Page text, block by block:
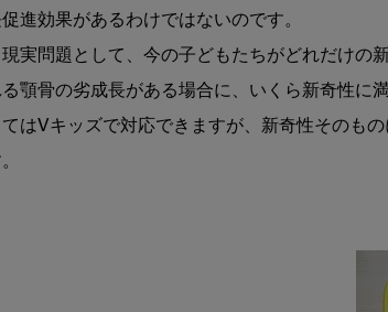
進効果があるわけではないのです。
現実問題として、今の子どもたちがどれだけの
顎骨の劣成長がある場合に、いくら新奇性に
はVキッズで対応できますが、新奇性そのも